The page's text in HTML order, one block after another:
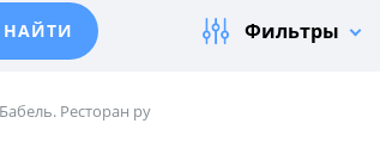
Фильтры
Ресторан ру